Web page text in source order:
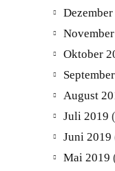
Oktober
August
Juli 2019
Juni 2019
Mai 2019